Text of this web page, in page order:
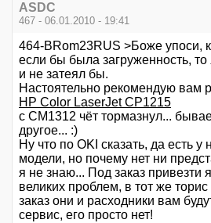
ASDC
467 - 06.01.2010 - 19:41
464-BRom23RUS >Боже упоси,
если бы была загруженность,
и не затеял бы.
Настоятельно рекомендую вам
HP Color LaserJet CP1215
с CM1312 чёт тормазнул...
другое... :)
Ну что по OKI сказать, да есть
модели, но почему нет ни
я не знаю... Под заказ привезти
великих проблем, в тот же
заказ они и расходники вам
сервис, его просто нет!